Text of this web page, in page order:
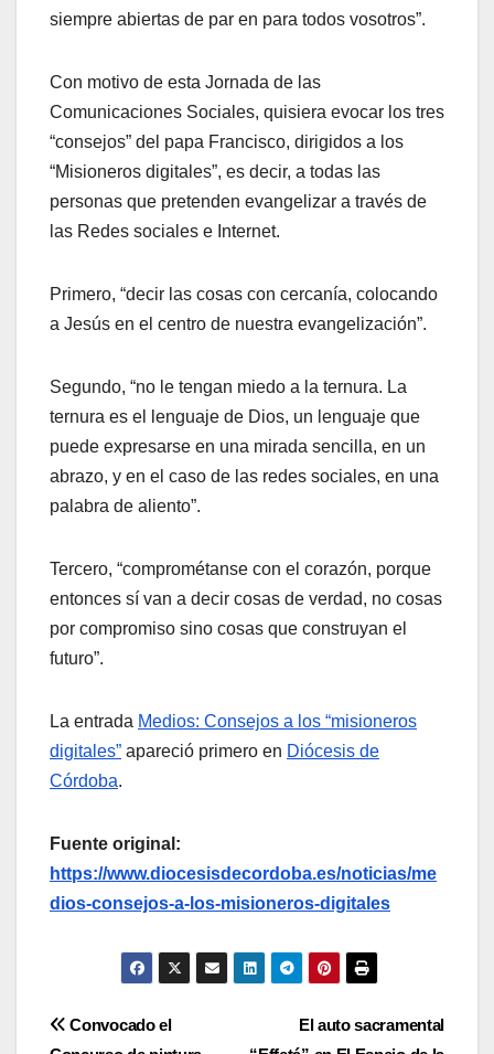
siempre abiertas de par en para todos vosotros”.
Con motivo de esta Jornada de las
Comunicaciones Sociales, quisiera evocar los tres
“consejos” del papa Francisco, dirigidos a los
“Misioneros digitales”, es decir, a todas las
personas que pretenden evangelizar a través de
las Redes sociales e Internet.
Primero, “decir las cosas con cercanía, colocando
a Jesús en el centro de nuestra evangelización”.
Segundo, “no le tengan miedo a la ternura. La
ternura es el lenguaje de Dios, un lenguaje que
puede expresarse en una mirada sencilla, en un
abrazo, y en el caso de las redes sociales, en una
palabra de aliento”.
Tercero, “comprométanse con el corazón, porque
entonces sí van a decir cosas de verdad, no cosas
por compromiso sino cosas que construyan el
futuro”.
La entrada Medios: Consejos a los “misioneros
digitales” apareció primero en Diócesis de
Córdoba.
Fuente original:
https://www.diocesisdecordoba.es/noticias/me
dios-consejos-a-los-misioneros-digitales
Navegación
El auto sacramental
Convocado el